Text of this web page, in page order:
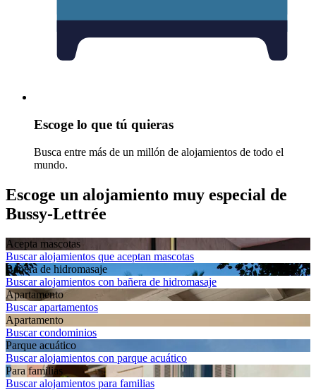
Escoge lo que tú quieras
Busca entre más de un millón de alojamientos de todo el
mundo.
Escoge un alojamiento muy especial de
Bussy-Lettrée
Acepta mascotas
Buscar alojamientos que aceptan mascotas
Bañera de hidromasaje
Buscar alojamientos con bañera de hidromasaje
Apartamento
Buscar apartamentos
Apartamento
Buscar condominios
Parque acuático
Buscar alojamientos con parque acuático
Para familias
Buscar alojamientos para familias